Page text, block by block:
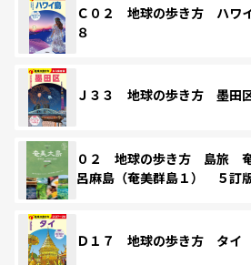
Ｃ０２ 地球の歩き方 ハワ
８
Ｊ３３ 地球の歩き方 墨田
０２ 地球の歩き方 島旅
呂麻島（奄美群島１） ５訂
Ｄ１７ 地球の歩き方 タイ